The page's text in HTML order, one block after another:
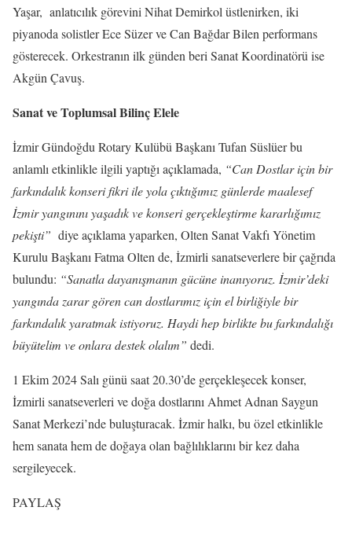
Yaşar, anlatıcılık görevini Nihat Demirkol üstlenirken, iki
piyanoda solistler Ece Süzer ve Can Bağdar Bilen performans
gösterecek. Orkestranın ilk günden beri Sanat Koordinatörü ise
Akgün Çavuş.
Sanat ve Toplumsal Bilinç Elele
İzmir Gündoğdu Rotary Kulübü Başkanı Tufan Süslüer bu
anlamlı etkinlikle ilgili yaptığı açıklamada, “Can Dostlar için bir
farkındalık konseri fikri ile yola çıktığımız günlerde maalesef
İzmir yangınını yaşadık ve konseri gerçekleştirme kararlığımız
pekişti” diye açıklama yaparken, Olten Sanat Vakfı Yönetim
Kurulu Başkanı Fatma Olten de, İzmirli sanatseverlere bir çağrıda
bulundu: “Sanatla dayanışmanın gücüne inanıyoruz. İzmir’deki
yangında zarar gören can dostlarımız için el birliğiyle bir
farkındalık yaratmak istiyoruz. Haydi hep birlikte bu farkındalığı
büyütelim ve onlara destek olalım” dedi.
1 Ekim 2024 Salı günü saat 20.30’de gerçekleşecek konser,
İzmirli sanatseverleri ve doğa dostlarını Ahmet Adnan Saygun
Sanat Merkezi’nde buluşturacak. İzmir halkı, bu özel etkinlikle
hem sanata hem de doğaya olan bağlılıklarını bir kez daha
sergileyecek.
PAYLAŞ